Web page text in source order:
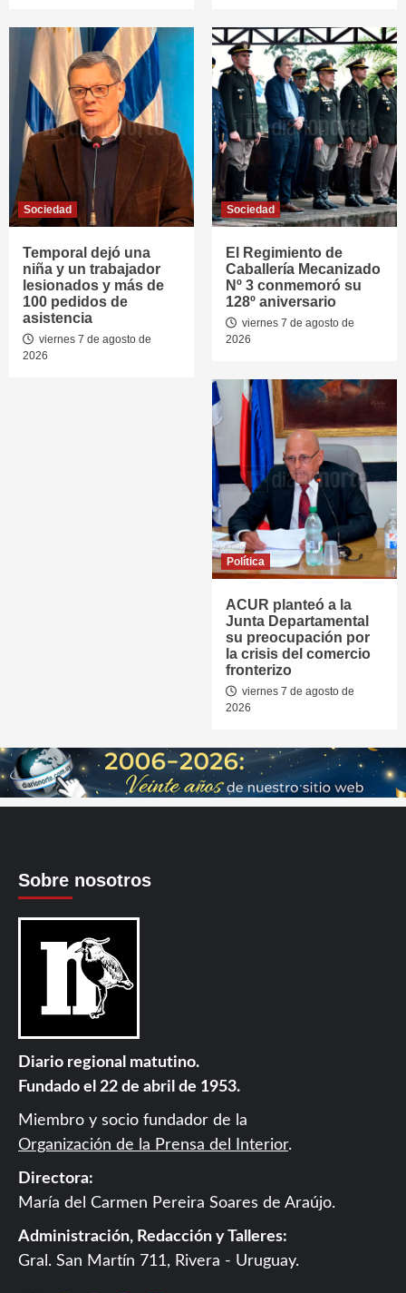
Sociedad
Temporal dejó una
niña y un trabajador
lesionados y más de
100 pedidos de
asistencia
viernes 7 de agosto de
2026
Sociedad
El Regimiento de
Caballería Mecanizado
Nº 3 conmemoró su
128º aniversario
viernes 7 de agosto de
2026
Política
ACUR planteó a la
Junta Departamental
su preocupación por
la crisis del comercio
fronterizo
viernes 7 de agosto de
2026
Sobre nosotros
Diario regional matutino.
Fundado el 22 de abril de 1953.
Miembro y socio fundador de la
Organización de la Prensa del Interior.
Directora:
María del Carmen Pereira Soares de Araújo.
Administración, Redacción y Talleres:
Gral. San Martín 711, Rivera - Uruguay.